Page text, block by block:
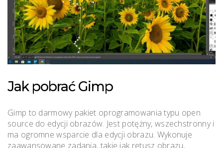
Jak pobrać Gimp
Gimp to darmowy pakiet oprogramowania typu open
source do edycji obrazów. Jest potężny, wszechstronny i
ma ogromne wsparcie dla edycji obrazu. Wykonuje
zaawansowane zadania, takie jak retusz obrazu,